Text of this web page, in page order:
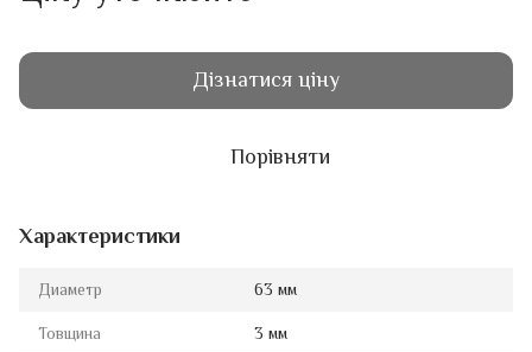
Дізнатися ціну
Порівняти
Характеристики
Диаметр 63 мм
Товщина 3 мм